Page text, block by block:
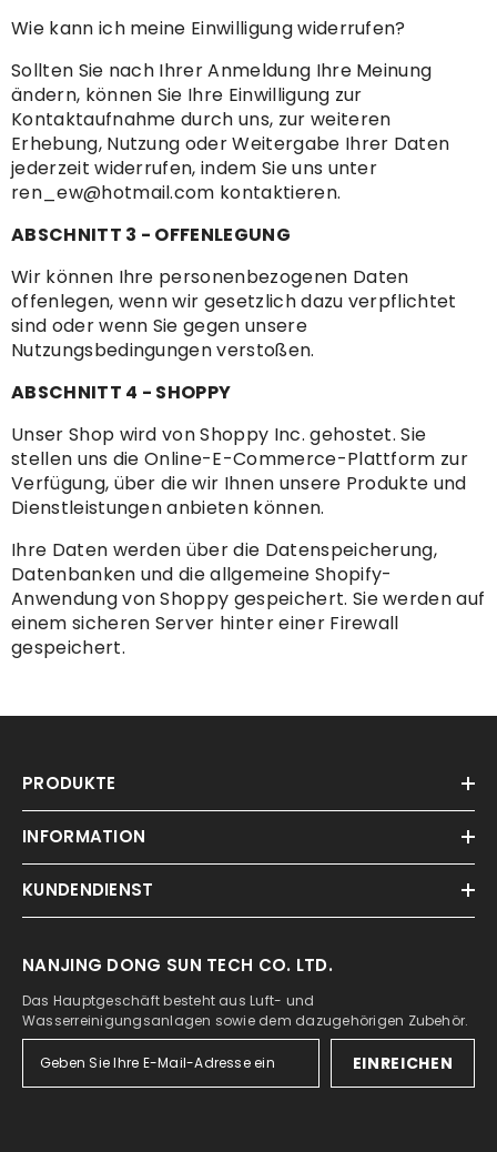
Wie kann ich meine Einwilligung widerrufen?
Sollten Sie nach Ihrer Anmeldung Ihre Meinung
ändern, können Sie Ihre Einwilligung zur
Kontaktaufnahme durch uns, zur weiteren
Erhebung, Nutzung oder Weitergabe Ihrer Daten
jederzeit widerrufen, indem Sie uns unter
ren_ew@hotmail.com kontaktieren.
ABSCHNITT 3 - OFFENLEGUNG
Wir können Ihre personenbezogenen Daten
offenlegen, wenn wir gesetzlich dazu verpflichtet
sind oder wenn Sie gegen unsere
Nutzungsbedingungen verstoßen.
ABSCHNITT 4 - SHOPPY
Unser Shop wird von Shoppy Inc. gehostet. Sie
stellen uns die Online-E-Commerce-Plattform zur
Verfügung, über die wir Ihnen unsere Produkte und
Dienstleistungen anbieten können.
Ihre Daten werden über die Datenspeicherung,
Datenbanken und die allgemeine Shopify-
Anwendung von Shoppy gespeichert. Sie werden auf
einem sicheren Server hinter einer Firewall
gespeichert.
PRODUKTE
INFORMATION
KUNDENDIENST
NANJING DONG SUN TECH CO. LTD.
Das Hauptgeschäft besteht aus Luft- und
Wasserreinigungsanlagen sowie dem dazugehörigen Zubehör.
EINREICHEN